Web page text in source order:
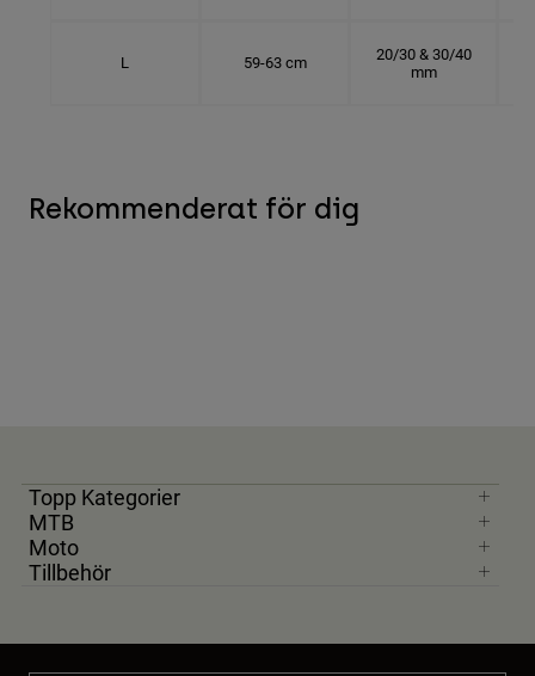
L 59-63 cm
20/30 & 30/40
mm
Rekommenderat för dig
Topp Kategorier
MTB
Moto
Tillbehör